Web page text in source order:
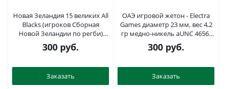
Новая Зеландия 15 великих All
Blacks (игроков Сборная
Новой Зеландии по регби)
Брайан Локор 1989 диаметр
27 мм, вес 8,3 гр медно-никель
300 руб.
Заказать
ОАЭ игровой жетон - Electra
Games диаметр 23 мм, вес 4,2
гр медно-никель aUNC 4656-
622
300 руб.
Заказать